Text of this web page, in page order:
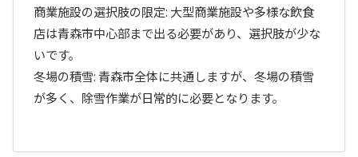
商業施設の選択肢の限定: 大型商業施設や多様な飲食
店は青森市中心部まで出る必要があり、選択肢が少な
いです。
冬場の積雪: 青森市全体に共通しますが、冬場の積雪
が多く、除雪作業が日常的に必要となります。